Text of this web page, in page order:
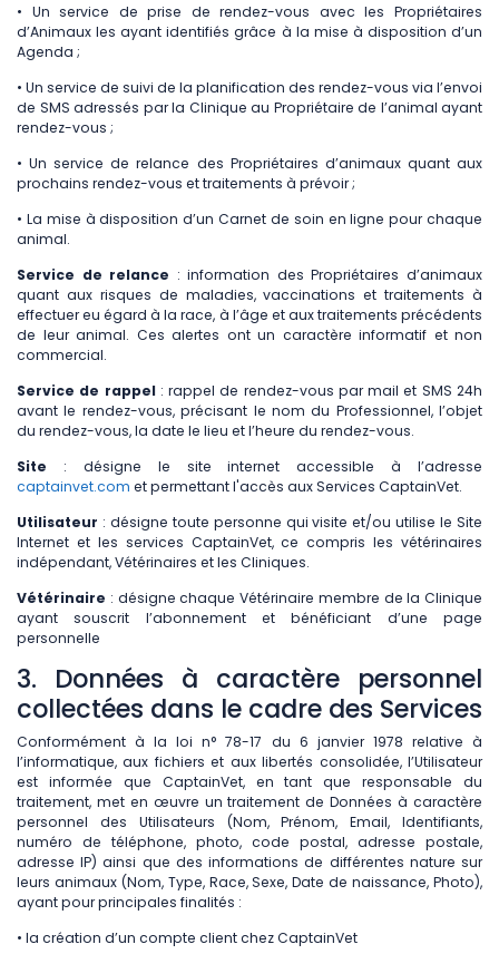
• Un service de prise de rendez-vous avec les Propriétaires
d’Animaux les ayant identifiés grâce à la mise à disposition d’un
Agenda ;
• Un service de suivi de la planification des rendez-vous via l’envoi
de SMS adressés par la Clinique au Propriétaire de l’animal ayant
rendez-vous ;
• Un service de relance des Propriétaires d’animaux quant aux
prochains rendez-vous et traitements à prévoir ;
• La mise à disposition d’un Carnet de soin en ligne pour chaque
animal.
Service de relance : information des Propriétaires d’animaux
quant aux risques de maladies, vaccinations et traitements à
effectuer eu égard à la race, à l’âge et aux traitements précédents
de leur animal. Ces alertes ont un caractère informatif et non
commercial.
Service de rappel: rappel de rendez-vous par mail et SMS 24h
avant le rendez-vous, précisant le nom du Professionnel, l’objet
du rendez-vous, la date le lieu et l’heure du rendez-vous.
Site : désigne le site internet accessible à l’adresse
captainvet.com et permettant l'accès aux Services CaptainVet.
Utilisateur : désigne toute personne qui visite et/ou utilise le Site
Internet et les services CaptainVet, ce compris les vétérinaires
indépendant, Vétérinaires et les Cliniques.
Vétérinaire : désigne chaque Vétérinaire membre de la Clinique
ayant souscrit l’abonnement et bénéficiant d’une page
personnelle
3. Données à caractère personnel
collectées dans le cadre des Services
Conformément à la loi n° 78-17 du 6 janvier 1978 relative à
l’informatique, aux fichiers et aux libertés consolidée, l’Utilisateur
est informée que CaptainVet, en tant que responsable du
traitement, met en œuvre un traitement de Données à caractère
personnel des Utilisateurs (Nom, Prénom, Email, Identifiants,
numéro de téléphone, photo, code postal, adresse postale,
adresse IP) ainsi que des informations de différentes nature sur
leurs animaux (Nom, Type, Race, Sexe, Date de naissance, Photo),
ayant pour principales finalités :
• la création d’un compte client chez CaptainVet